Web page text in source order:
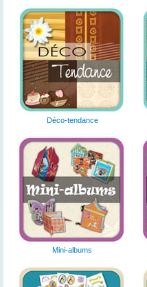
Déco-tendance
Mini-albums